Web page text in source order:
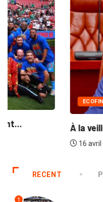
ECOFIN
À la veille du
RECENT
1